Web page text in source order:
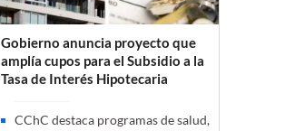
Gobierno anuncia proyecto que
amplía cupos para el Subsidio a la
Tasa de Interés Hipotecaria
CChC destaca programas de salud,